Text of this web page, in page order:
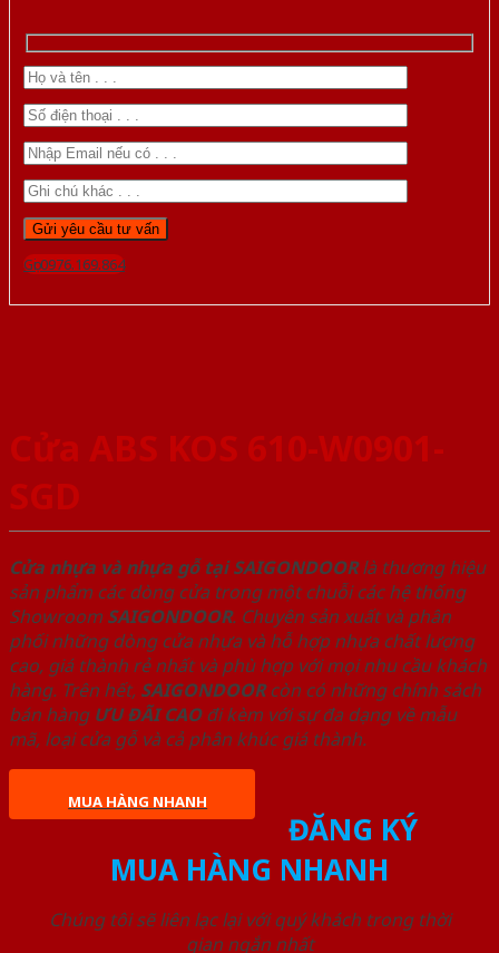
Gọi 0976.169.864
Cửa ABS KOS 610-W0901-
SGD
Cửa nhựa và nhựa gỗ tại SAIGONDOORlà thương hiệu
sản phẩm các dòng cửa trong một chuỗi các hệ thống
Showroom SAIGONDOOR. Chuyên sản xuất và phân
phối những dòng cửa nhựa và hỗ hợp nhựa chất lượng
cao, giá thành rẻ nhất và phù hợp với mọi nhu cầu khách
hàng. Trên hết, SAIGONDOORcòn có những chính sách
bán hàng ƯU ĐÃI CAOđi kèm với sự đa dạng về mẫu
mã, loại cửa gỗ và cả phân khúc giá thành.
MUA HÀNG NHANH
ĐĂNG KÝ
MUA HÀNG NHANH
Chúng tôi sẽ liên lạc lại với quý khách trong thời
gian ngắn nhất